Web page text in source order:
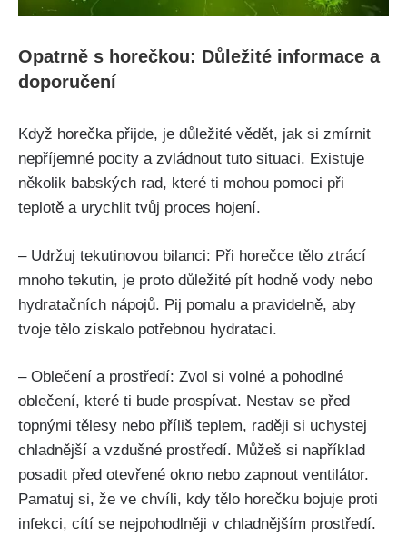
Opatrně s horečkou: Důležité informace a
doporučení
Když ⁢horečka přijde, je důležité vědět, ‌jak si zmírnit
nepříjemné pocity a zvládnout tuto⁣ situaci. Existuje
několik⁤ babských rad, které ti mohou pomoci​ při
teplotě a urychlit tvůj proces hojení. ⁣
– Udržuj tekutinovou bilanci: Při horečce tělo ztrácí
mnoho tekutin, je proto důležité pít⁤ hodně vody nebo
hydratačních nápojů. Pij pomalu ⁢a ‌pravidelně, aby
tvoje tělo ‌získalo potřebnou hydrataci.
– Oblečení a prostředí: Zvol si volné a pohodlné
‌oblečení, které​ ti bude prospívat. Nestav se před
topnými tělesy⁤ nebo příliš‌ teplem, raději si uchystej
chladnější a vzdušné prostředí. Můžeš⁢ si například
posadit před otevřené okno nebo zapnout ventilátor.
Pamatuj ‍si, že ve chvíli, kdy tělo horečku‌ bojuje proti
infekci, cítí se nejpohodlněji v ⁢chladnějším prostředí.